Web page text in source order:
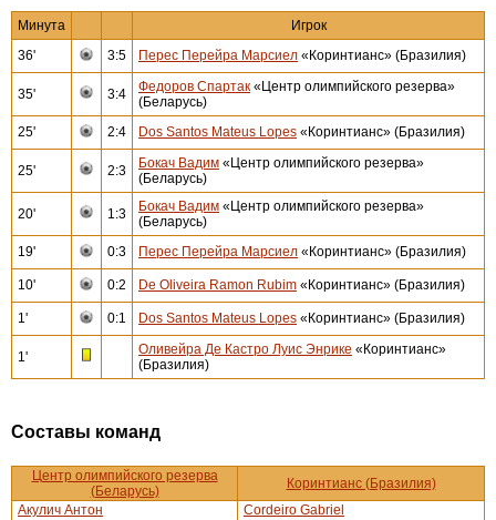
Минута
Игрок
36'
3:5 Перес Перейра Марсиел «Коринтианс» (Бразилия)
35' 3:4 Федоров Спартак «Центр олимпийского резерва»
(Беларусь)
25'
2:4 Dos Santos Mateus Lopes «Коринтианс» (Бразилия)
25' 2:3 Бокач Вадим «Центр олимпийского резерва»
(Беларусь)
20' 1:3 Бокач Вадим «Центр олимпийского резерва»
(Беларусь)
19'
0:3 Перес Перейра Марсиел «Коринтианс» (Бразилия)
10' 0:2 De Oliveira Ramon Rubim «Коринтианс» (Бразилия)
1' 0:1 Dos Santos Mateus Lopes «Коринтианс» (Бразилия)
1' Оливейра Де Кастро Луис Энрике «Коринтианс»
(Бразилия)
Составы команд
Центр олимпийского резерва
(Беларусь)
Коринтианс (Бразилия)
Акулич Антон
Cordeiro Gabriel